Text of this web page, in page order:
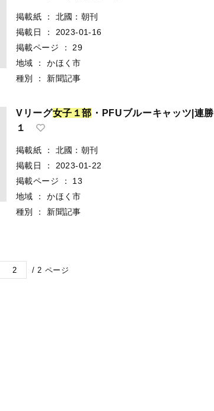
掲載紙 ：
北國：朝刊
掲載日
：
2023-01-16
掲載ページ
：
29
地域
：
かほく市
種別
： 新聞記事
Vリーグ女子 １部 ・PFUブルーキャッツ|連
１
掲載紙 ：
北國：朝刊
掲載日
：
2023-01-22
掲載ページ
：
13
地域
：
かほく市
種別
： 新聞記事
/ 2 ページ